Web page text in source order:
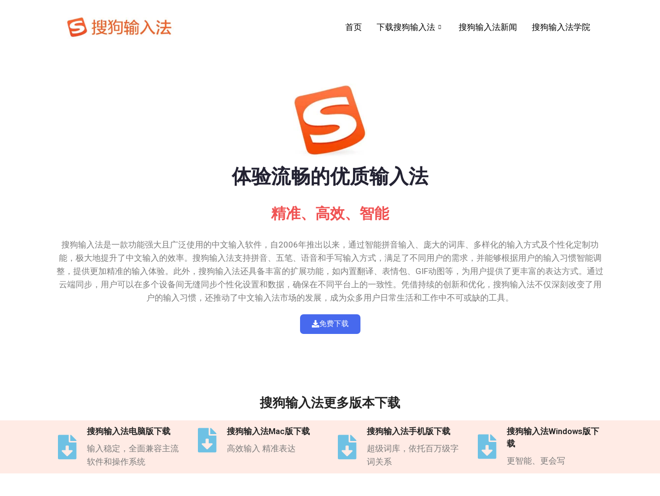
首页 下载搜狗输入法 搜狗输入法新闻 搜狗输入法学院
体验流畅的优质输入法
精准、高效、智能
搜狗输入法是一款功能强大且广泛使用的中文输入软件，自2006年推出以来，通过智能拼音输入、庞大的词库、多样化的输入方式及个性化定制功
能，极大地提升了中文输入的效率。搜狗输入法支持拼音、五笔、语音和手写输入方式，满足了不同用户的需求，并能够根据用户的输入习惯智能调
整，提供更加精准的输入体验。此外，搜狗输入法还具备丰富的扩展功能，如内置翻译、表情包、GIF动图等，为用户提供了更丰富的表达方式。通过
云端同步，用户可以在多个设备间无缝同步个性化设置和数据，确保在不同平台上的一致性。凭借持续的创新和优化，搜狗输入法不仅深刻改变了用
户的输入习惯，还推动了中文输入法市场的发展，成为众多用户日常生活和工作中不可或缺的工具。
免费下载
搜狗输入法更多版本下载
搜狗输入法电脑版下载
输入稳定，全面兼容主流
软件和操作系统
搜狗输入法Mac版下载
高效输入 精准表达
搜狗输入法手机版下载
超级词库，依托百万级字
词关系
搜狗输入法Windows版下
载
更智能、更会写